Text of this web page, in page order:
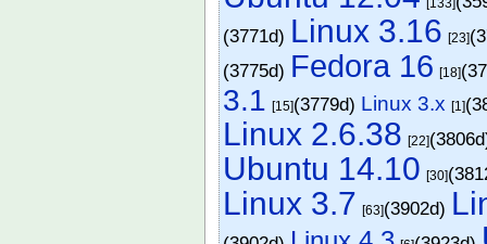
[133]
(3771d) Linux 3.16 [23]
(3775d) Fedora 16 [18]
3.1 [15](3779d) Linux 3.x [1]
Linux 2.6.38 [22]
Ubuntu 14.10 [30]
Linux 3.7 [63](3902d)